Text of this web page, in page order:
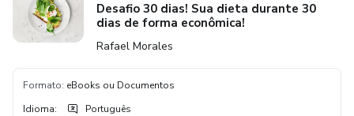
Desafio 30 dias! Sua dieta durante 30
dias de forma econômica!
Rafael Morales
Formato: eBooks ou Documentos
Idioma: Português